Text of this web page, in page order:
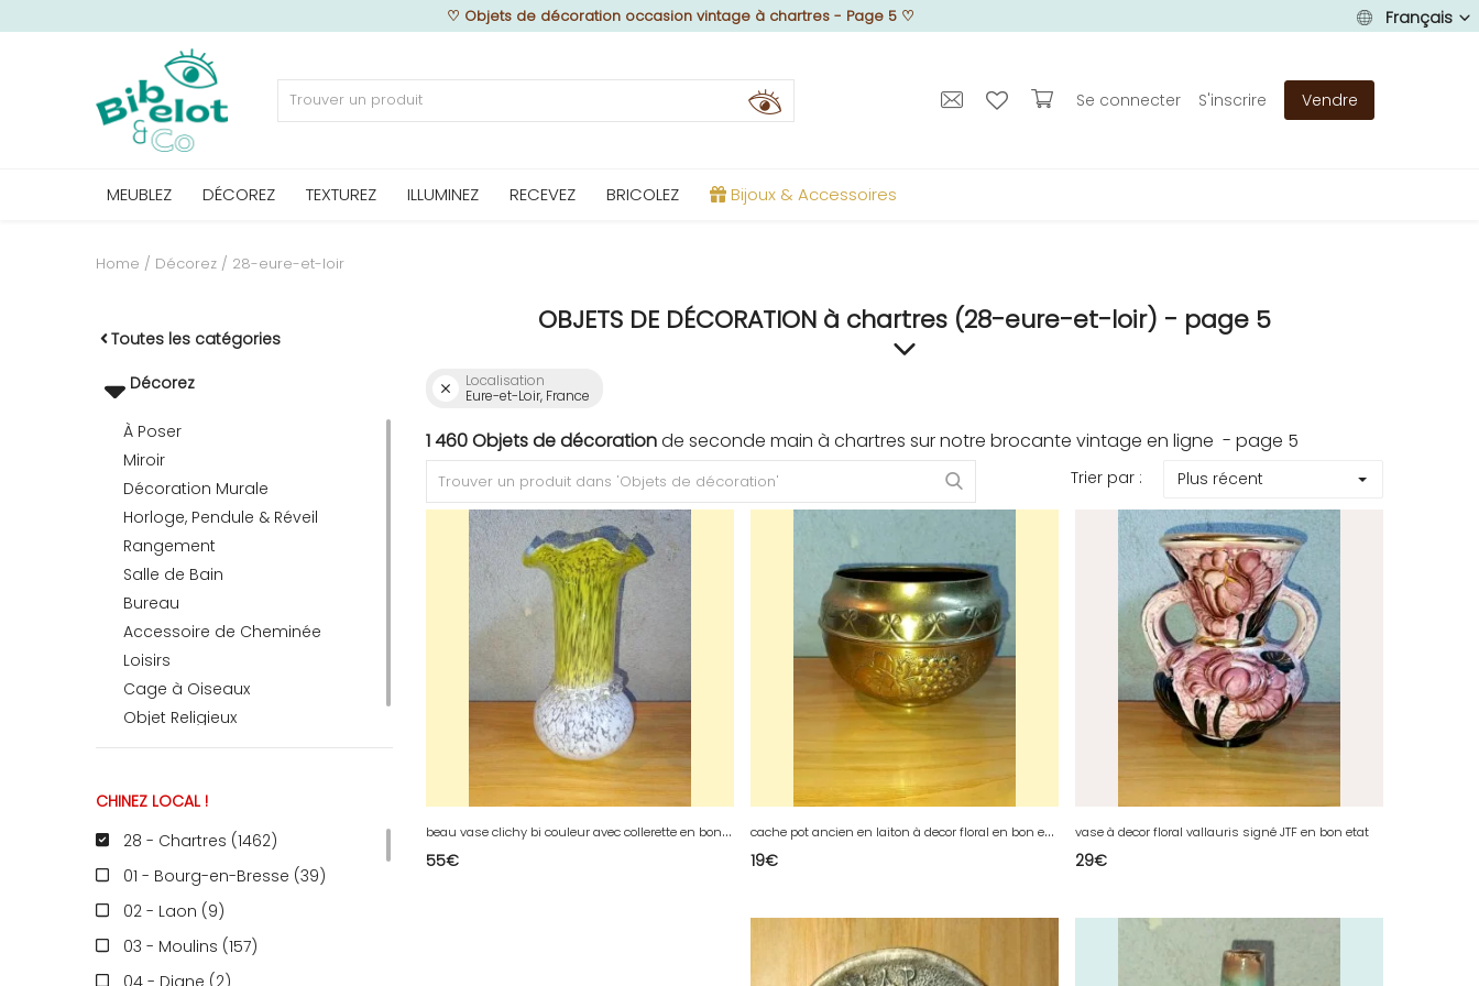
♡ Objets de décoration occasion vintage à chartres - Page 5 ♡ Français
Se connecter S'inscrire Vendre
MEUBLEZ DÉCOREZ TEXTUREZ ILLUMINEZ RECEVEZ BRICOLEZ Bijoux & Accessoires
Bijoux & Accessoires
Français
Home Décorez 28-eure-et-loir
Toutes les catégories
Décorez
À Poser
Miroir
Décoration Murale
Horloge, Pendule & Réveil
Rangement
Salle de Bain
Bureau
Accessoire de Cheminée
Loisirs
Cage à Oiseaux
Objet Religieux
CHINEZ LOCAL !
28 - Chartres (1462)
01 - Bourg-en-Bresse (39)
02 - Laon (9)
03 - Moulins (157)
04 - Digne (2)
OBJETS DE DÉCORATION à chartres (28-eure-et-loir) - page 5
Localisation
Eure-et-Loir, France
1 460 Objets de décorationde seconde main à chartres sur notre brocante vintage en ligne - page 5
Trier par : Plus récent
b
eau vase clichy bi couleur avec collerette en bon etat
55€
c
ache pot ancien en laiton à decor floral en bon etat general
19€
vase à decor floral vallauris signé JTF en bon etat
29€